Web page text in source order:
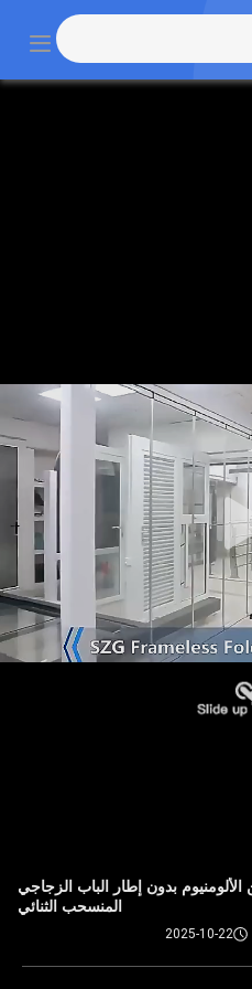
بدون إطار الباب الزجاجي
المنسحب الثنائي
2025-10-22